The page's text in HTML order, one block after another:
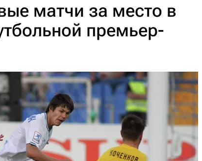
матчи за место в
премьер-